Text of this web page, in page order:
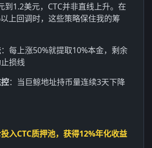
到1.2美元，CTC并非直线上升。在
上回调时，这些策略保住我的筹
：每上涨50%就提取10%本金，剩余
损线
：当巨鲸地址持币量连续3天下降
入CTC质押池，获得12%年化收益